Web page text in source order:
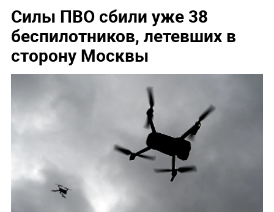
Силы ПВО сбили уже 38
беспилотников, летевших в
сторону Москвы